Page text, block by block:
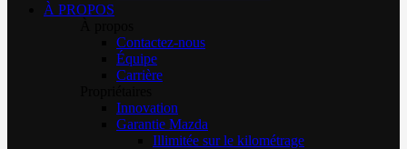
À PROPOS
Contactez-nous
Équipe
Carrière
Innovation
Garantie Mazda
Illimitée sur le kilométrage